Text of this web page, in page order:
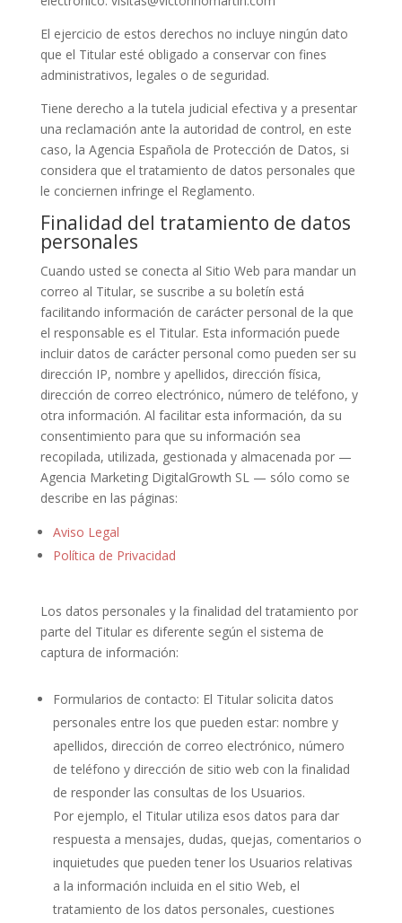
El ejercicio de estos derechos no incluye ningún dato
que el Titular esté obligado a conservar con fines
administrativos, legales o de seguridad.
Tiene derecho a la tutela judicial efectiva y a presentar
una reclamación ante la autoridad de control, en este
caso, la Agencia Española de Protección de Datos, si
considera que el tratamiento de datos personales que
le conciernen infringe el Reglamento.
Finalidad del tratamiento de datos
personales
Cuando usted se conecta al Sitio Web para mandar un
correo al Titular, se suscribe a su boletín está
facilitando información de carácter personal de la que
el responsable es el Titular. Esta información puede
incluir datos de carácter personal como pueden ser su
dirección IP, nombre y apellidos, dirección física,
dirección de correo electrónico, número de teléfono, y
otra información. Al facilitar esta información, da su
consentimiento para que su información sea
recopilada, utilizada, gestionada y almacenada por —
Agencia Marketing DigitalGrowth SL — sólo como se
describe en las páginas:
Aviso Legal
Política de Privacidad
Los datos personales y la finalidad del tratamiento por
parte del Titular es diferente según el sistema de
captura de información:
Formularios de contacto: El Titular solicita datos
personales entre los que pueden estar: nombre y
apellidos, dirección de correo electrónico, número
de teléfono y dirección de sitio web con la finalidad
de responder las consultas de los Usuarios.
Por ejemplo, el Titular utiliza esos datos para dar
respuesta a mensajes, dudas, quejas, comentarios o
inquietudes que pueden tener los Usuarios relativas
a la información incluida en el sitio Web, el
tratamiento de los datos personales, cuestiones